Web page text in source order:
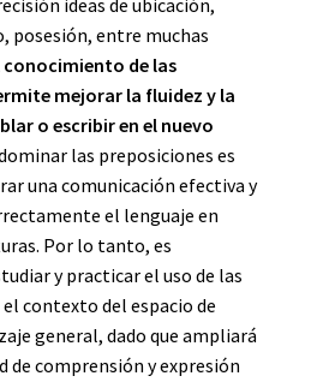
ideas de ubicación,
posesión, entre muchas
conocimiento de las
mejorar la fluidez y la
o escribir en el nuevo
las preposiciones es
una comunicación efectiva y
el lenguaje en
Por lo tanto, es
y practicar el uso de las
contexto del espacio de
general, dado que ampliará
de comprensión y expresión